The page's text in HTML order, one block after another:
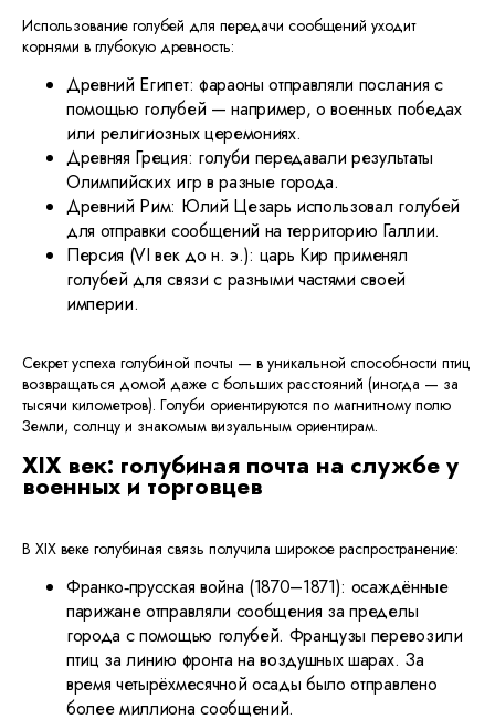
Использование голубей для передачи сообщений уходит
корнями в глубокую древность:
Древний Египет: фараоны отправляли послания с
помощью голубей — например, о военных победах
или религиозных церемониях.
Древняя Греция: голуби передавали результаты
Олимпийских игр в разные города.
Древний Рим: Юлий Цезарь использовал голубей
для отправки сообщений на территорию Галлии.
Персия (VI век до н. э.): царь Кир применял
голубей для связи с разными частями своей
империи.
Секрет успеха голубиной почты — в уникальной способности птиц
возвращаться домой даже с больших расстояний (иногда — за
тысячи километров). Голуби ориентируются по магнитному полю
Земли, солнцу и знакомым визуальным ориентирам.
XIX век: голубиная почта на службе у
военных и торговцев
В XIX веке голубиная связь получила широкое распространение:
Франко‑прусская война (1870–1871): осаждённые
парижане отправляли сообщения за пределы
города с помощью голубей. Французы перевозили
птиц за линию фронта на воздушных шарах. За
время четырёхмесячной осады было отправлено
более миллиона сообщений.